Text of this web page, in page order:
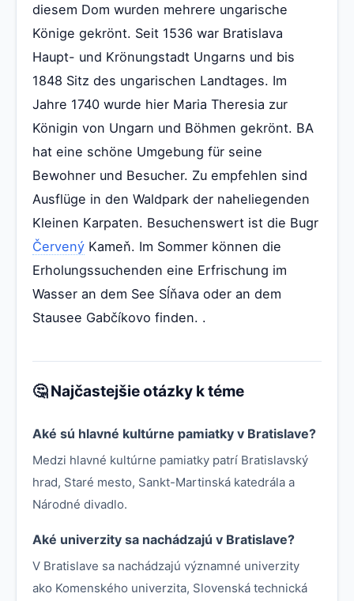
diesem Dom wurden mehrere ungarische
Könige gekrönt. Seit 1536 war Bratislava
Haupt- und Krönungstadt Ungarns und bis
1848 Sitz des ungarischen Landtages. Im
Jahre 1740 wurde hier Maria Theresia zur
Königin von Ungarn und Böhmen gekrönt. BA
hat eine schöne Umgebung für seine
Bewohner und Besucher. Zu empfehlen sind
Ausflüge in den Waldpark der naheliegenden
Kleinen Karpaten. Besuchenswert ist die Bugr
Červený Kameň. Im Sommer können die
Erholungssuchenden eine Erfrischung im
Wasser an dem See Sĺňava oder an dem
Stausee Gabčíkovo finden. .
🤔 Najčastejšie otázky k téme
Aké sú hlavné kultúrne pamiatky v Bratislave?
Medzi hlavné kultúrne pamiatky patrí Bratislavský
hrad, Staré mesto, Sankt-Martinská katedrála a
Národné divadlo.
Aké univerzity sa nachádzajú v Bratislave?
V Bratislave sa nachádzajú významné univerzity
ako Komenského univerzita, Slovenská technická